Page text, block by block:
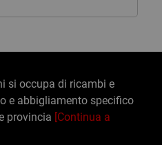
si occupa di ricambi e
e abbigliamento specifico
provincia [Continua a